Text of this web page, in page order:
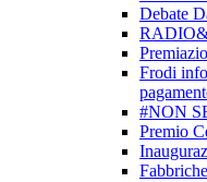
Debate
Frodi
#NON
Premio